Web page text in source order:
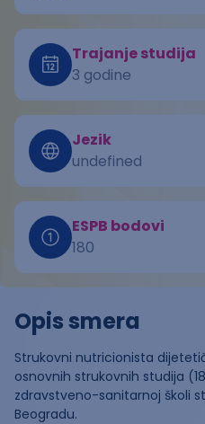
Trajanje studija
3 godine
Jezik
undefined
ESPB bodovi
180
Opis smera
Strukovni nutricionista
osnovnih strukovnih studija
zdravstveno-sanitarnoj školi
Beogradu.